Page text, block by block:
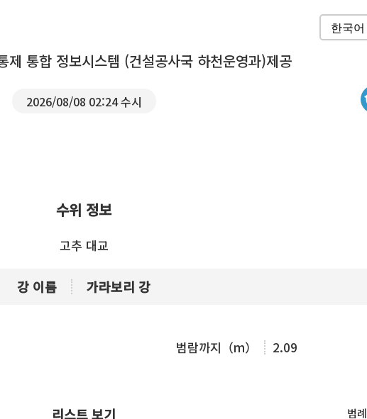
제 통합 정보시스템 (건설공사국 하천운영과)제공
2026/08/08 02:24 수시
수위 정보
고추 대교
강 이름 가라보리 강
범람까지（m） 2.09
범례
리스트 보기